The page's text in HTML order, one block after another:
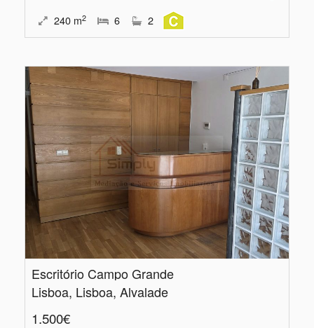
240 m2 6 2
Escritório Campo Grande
Lisboa, Lisboa, Alvalade
1.500€